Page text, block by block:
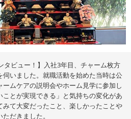
タビュー！】入社3年目、チャーム枚方
いました。就職活動を始めた当時は公
ムケアの説明会やホーム見学に参加し
ことが実現できる」と気持ちの変化があ
て大変だったこと、楽しかったことや
だきました。